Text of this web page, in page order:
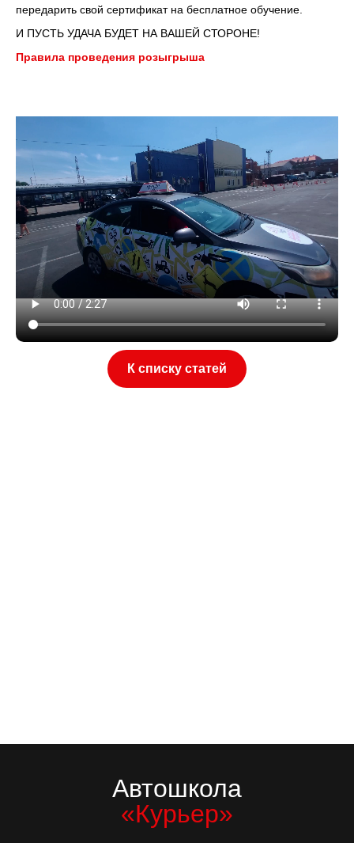
передарить свой сертификат на бесплатное обучение.
И ПУСТЬ УДАЧА БУДЕТ НА ВАШЕЙ СТОРОНЕ!
Правила проведения розыгрыша
К списку статей
Автошкола
«Курьер»